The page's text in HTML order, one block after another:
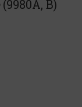
(9980A, B)